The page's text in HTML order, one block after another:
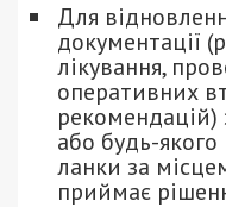
Для
документації
лікування,
оперативних
рекомендацій)
або будь-якого
ланки за
приймає